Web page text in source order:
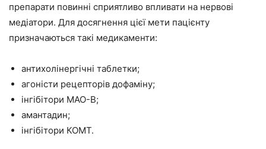
препарати повинні сприятливо впливати на нервові
медіатори. Для досягнення цієї мети пацієнту
призначаються такі медикаменти:
антихолінергічні таблетки;
агоністи рецепторів дофаміну;
інгібітори МАО-В;
амантадин;
інгібітори КОМТ.